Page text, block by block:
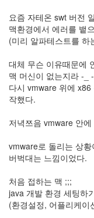
요즘 자테온 swt 버전
맥환경에서 에러를 뱉
(미리 알파테스트를 하
대체 무슨 이유때문에
맥 머신이 없는지라 -_
다시 vmware 위에
작했다.
저녁쯔음 vmware 안
vmware로 돌리는 상
버벅대는 느낌이었다.
처음 접하는 맥 ;;;
java 개발 환경 세팅하
(환경설정, 어플리케이
by
kfmes
슬
라
모
델
캠
모
드
by
kfmes